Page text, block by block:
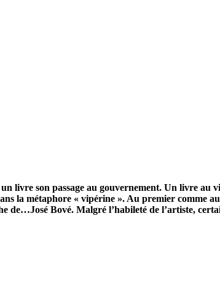
livre son passage au gouvernement. Un livre au
la métaphore « vipérine ». Au premier comme
de…José Bové. Malgré l’habileté de l’artiste,